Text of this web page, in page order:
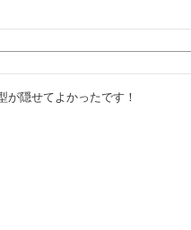
が隠せてよかったです！